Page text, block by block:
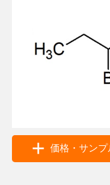
価格・サン